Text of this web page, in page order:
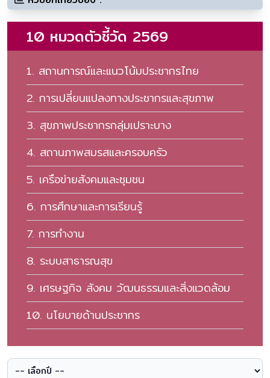
10 หมวดตัวชี้วัด 2569
1. สถานการณ์และแนวโน้มประชากรไทย
2. การเปลี่ยนแปลงทางประชากรและสุขภาพ
3. สุขภาพประชากรกลุ่มเปราะบาง
4. สถานภาพสมรสและครอบครัว
5. เครือข่ายสังคมและชุมชน
6. การศึกษาและการเรียนรู้
7. การทํางาน
8. ระบบสาธารณสุข
9. เศรษฐกิจ สังคม วัฒนธรรมและสิ่งแวดล้อม
10. นโยบายด้านประชากร